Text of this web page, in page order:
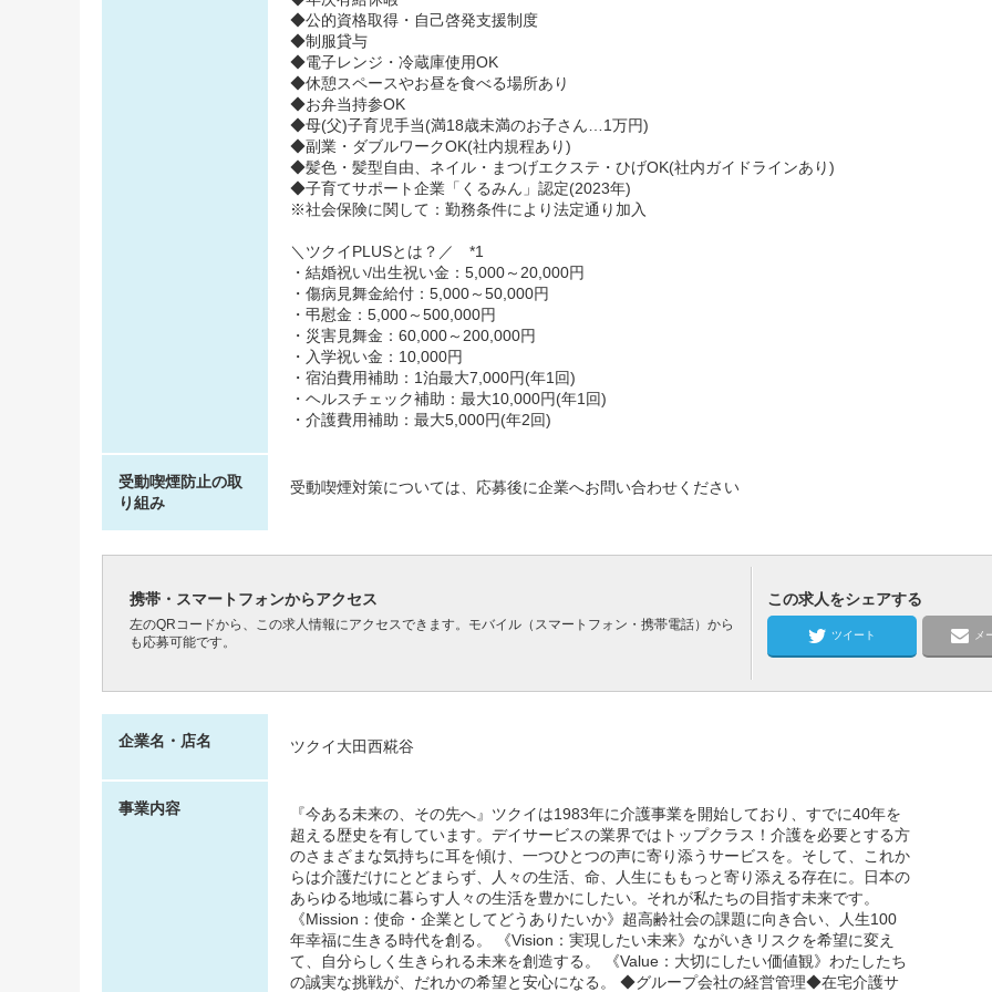
◆公的資格取得・自己啓発支援制度
◆制服貸与
◆電子レンジ・冷蔵庫使用OK
◆休憩スペースやお昼を食べる場所あり
◆お弁当持参OK
◆母(父)子育児手当(満18歳未満のお子さん…1万円)
◆副業・ダブルワークOK(社内規程あり)
◆髪色・髪型自由、ネイル・まつげエクステ・ひげOK(社内ガイドラインあり)
◆子育てサポート企業「くるみん」認定(2023年)
※社会保険に関して：勤務条件により法定通り加入
＼ツクイPLUSとは？／ *1
・結婚祝い/出生祝い金：5,000～20,000円
・傷病見舞金給付：5,000～50,000円
・弔慰金：5,000～500,000円
・災害見舞金：60,000～200,000円
・入学祝い金：10,000円
・宿泊費用補助：1泊最大7,000円(年1回)
・ヘルスチェック補助：最大10,000円(年1回)
・介護費用補助：最大5,000円(年2回)
受動喫煙防止の取
り組み
受動喫煙対策については、応募後に企業へお問い合わせください
携帯・スマートフォンからアクセス
左のQRコードから、この求人情報にアクセスできます。モバイル（スマートフォン・携帯電話）から
も応募可能です。
この求人をシェアする
ツイート メ
企業名・店名 ツクイ大田西糀谷
事業内容
『今ある未来の、その先へ』ツクイは1983年に介護事業を開始しており、すでに40年を
超える歴史を有しています。デイサービスの業界ではトップクラス！介護を必要とする方
のさまざまな気持ちに耳を傾け、一つひとつの声に寄り添うサービスを。そして、これか
らは介護だけにとどまらず、人々の生活、命、人生にももっと寄り添える存在に。日本の
あらゆる地域に暮らす人々の生活を豊かにしたい。それが私たちの目指す未来です。
《Mission：使命・企業としてどうありたいか》超高齢社会の課題に向き合い、人生100
年幸福に生きる時代を創る。 《Vision：実現したい未来》ながいきリスクを希望に変え
て、自分らしく生きられる未来を創造する。 《Value：大切にしたい価値観》わたしたち
の誠実な挑戦が、だれかの希望と安心になる。 ◆グループ会社の経営管理◆在宅介護サ